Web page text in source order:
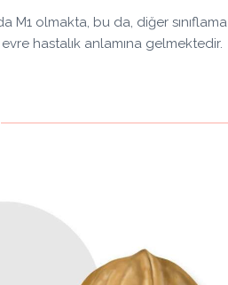
M1 olmakta, bu da, diğer sınıflama
hastalık anlamına gelmektedir.